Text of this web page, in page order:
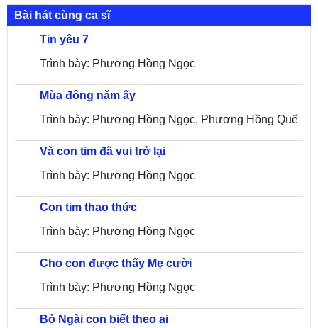
Bài hát cùng ca sĩ
Tin yêu 7
Trình bày: Phương Hồng Ngọc
Mùa đông năm ấy
Trình bày: Phương Hồng Ngọc, Phương Hồng Quế
Và con tim đã vui trở lại
Trình bày: Phương Hồng Ngọc
Con tim thao thức
Trình bày: Phương Hồng Ngọc
Cho con được thấy Mẹ cười
Trình bày: Phương Hồng Ngọc
Bỏ Ngài con biết theo ai